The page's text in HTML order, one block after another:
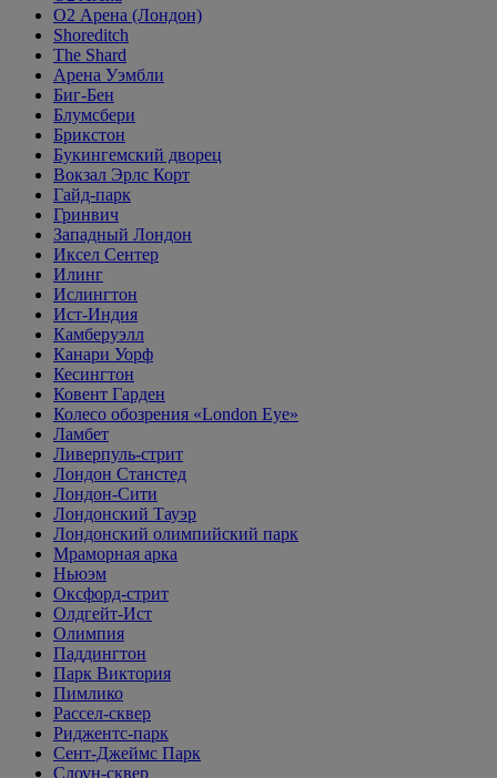
O2 Арена (Лондон)
Shoreditch
The Shard
Арена Уэмбли
Биг-Бен
Блумсбери
Брикстон
Букингемский дворец
Вокзал Эрлс Корт
Гайд-парк
Гринвич
Западный Лондон
Иксел Сентер
Илинг
Ислингтон
Ист-Индия
Камберуэлл
Канари Уорф
Кесингтон
Ковент Гарден
Колесо обозрения «London Eye»
Ламбет
Ливерпуль-стрит
Лондон Станстед
Лондон-Сити
Лондонский Тауэр
Лондонский олимпийский парк
Мраморная арка
Ньюэм
Оксфорд-стрит
Олдгейт-Ист
Олимпия
Паддингтон
Парк Виктория
Пимлико
Рассел-сквер
Риджентс-парк
Сент-Джеймс Парк
Слоун-сквер